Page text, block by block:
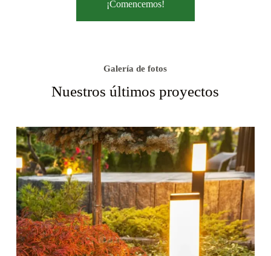
¡Comencemos!
Galería de fotos
Nuestros últimos proyectos